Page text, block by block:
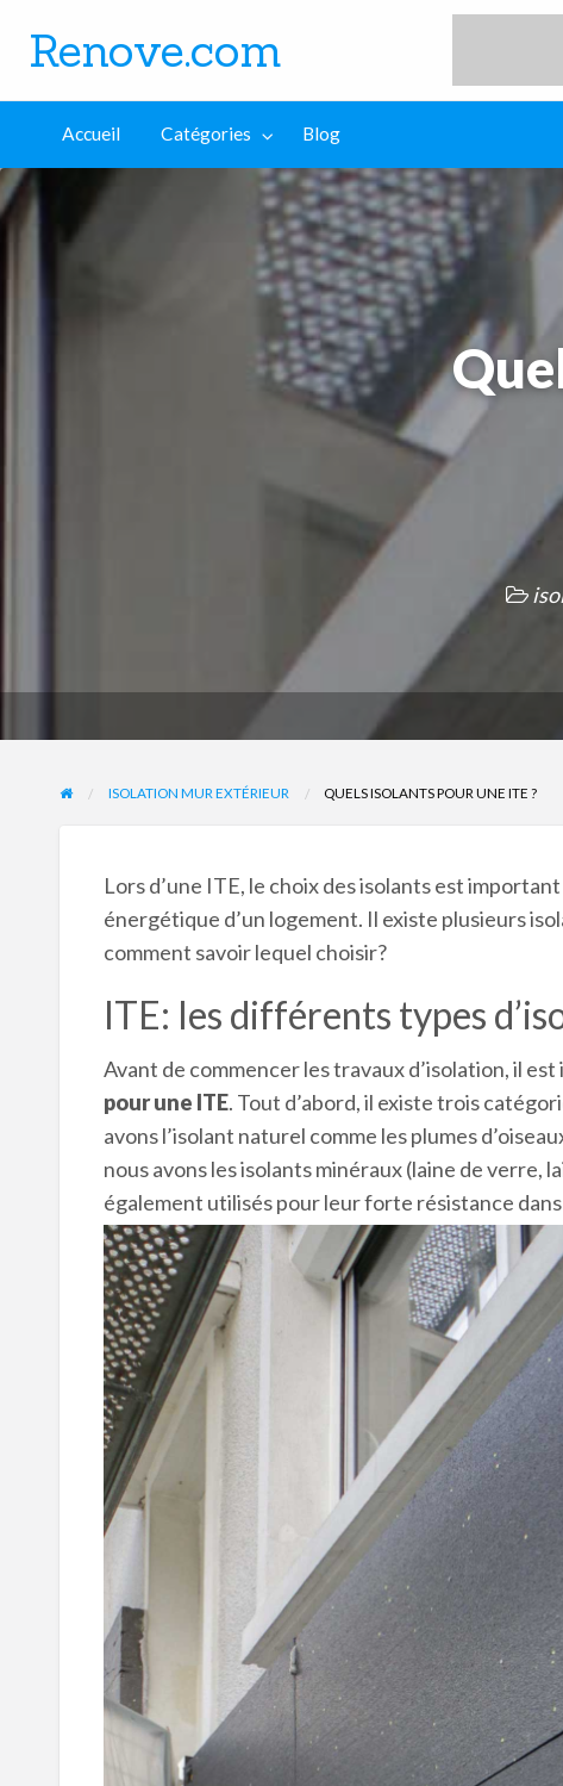
Renove.com
Accueil Catégories Blog
ISOLATION MUR EXTÉRIEUR QUELS ISOLANTS POUR UNE ITE ?
Lors d’une ITE, le choix des isolants est
énergétique d’un logement. Il existe plusieurs
comment savoir lequel choisir?
ITE: les différents types
Avant de commencer les travaux d’isolation, il
pour une ITE. Tout d’abord, il existe trois
avons l’isolant naturel comme les plumes
nous avons les isolants minéraux (laine de verre,
également utilisés pour leur forte résistance